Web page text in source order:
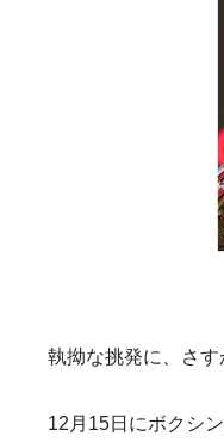
執拗な挑発に、さす
12月15日にボクシン